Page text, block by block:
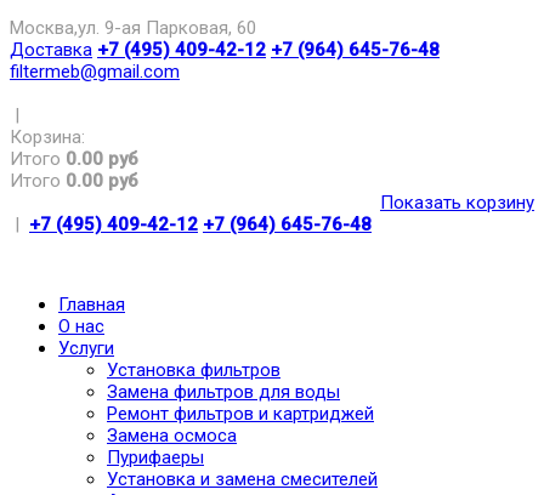
Москва,ул. 9-ая Парковая, 60
Доставка +7 (495) 409-42-12 +7 (964) 645-76-48
filtermeb@gmail.com
|
Корзина:
Итого 0.00 руб
Итого 0.00 руб
Показать корзину
| +7 (495) 409-42-12 +7 (964) 645-76-48
Главная
О нас
Услуги
Установка фильтров
Замена фильтров для воды
Ремонт фильтров и картриджей
Замена осмоса
Пурифаеры
Установка и замена смесителей